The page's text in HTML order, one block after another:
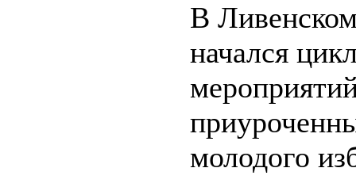
В
начался
молодого